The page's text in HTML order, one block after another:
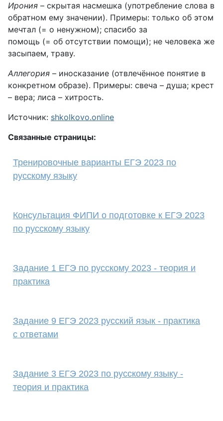
Ирония – скрытая насмешка (употребление слова в
обратном ему значении). Примеры: только об этом
мечтал (= о ненужном); спасибо за
помощь (= об отсутствии помощи); не человека же
засыпаем, траву.
Аллегория – иносказание (отвлечённое понятие в
конкретном образе). Примеры: свеча – душа; крест
– вера; лиса – хитрость.
Источник: shkolkovo.online
Связанные страницы:
Тренировочные варианты ЕГЭ 2023 по
русскому языку
Консультация ФИПИ о подготовке к ЕГЭ 2023
по русскому языку
Задание 1 ЕГЭ по русскому 2023 - теория и
практика
Задание 9 ЕГЭ 2023 русский язык - практика
с ответами
Задание 3 ЕГЭ 2023 по русскому языку -
теория и практика